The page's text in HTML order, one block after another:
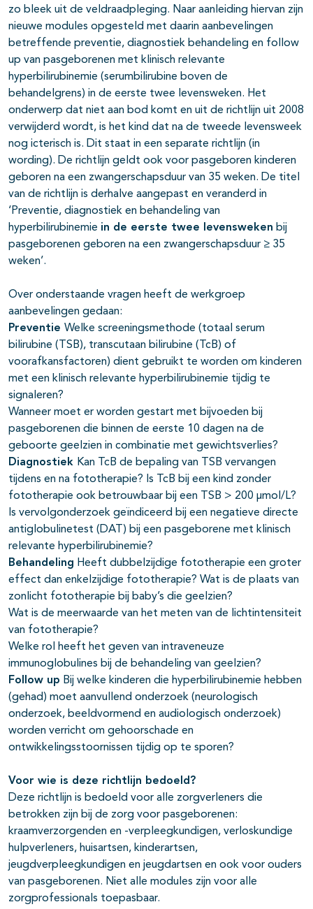
zo bleek uit de veldraadpleging. Naar aanleiding hiervan zijn
nieuwe modules opgesteld met daarin aanbevelingen
betreffende preventie, diagnostiek behandeling en follow
up van pasgeborenen met klinisch relevante
hyperbilirubinemie (serumbilirubine boven de
behandelgrens) in de eerste twee levensweken. Het
onderwerp dat niet aan bod komt en uit de richtlijn uit 2008
verwijderd wordt, is het kind dat na de tweede levensweek
nog icterisch is. Dit staat in een separate richtlijn (in
wording). De richtlijn geldt ook voor pasgeboren kinderen
geboren na een zwangerschapsduur van 35 weken. De titel
van de richtlijn is derhalve aangepast en veranderd in
‘Preventie, diagnostiek en behandeling van
hyperbilirubinemie in de eerste twee levensweken bij
pasgeborenen geboren na een zwangerschapsduur ≥ 35
weken’.
Over onderstaande vragen heeft de werkgroep
aanbevelingen gedaan:
Preventie Welke screeningsmethode (totaal serum
bilirubine (TSB), transcutaan bilirubine (TcB) of
voorafkansfactoren) dient gebruikt te worden om kinderen
met een klinisch relevante hyperbilirubinemie tijdig te
signaleren?
Wanneer moet er worden gestart met bijvoeden bij
pasgeborenen die binnen de eerste 10 dagen na de
geboorte geelzien in combinatie met gewichtsverlies?
Diagnostiek Kan TcB de bepaling van TSB vervangen
tijdens en na fototherapie? Is TcB bij een kind zonder
fototherapie ook betrouwbaar bij een TSB > 200 µmol/L?
Is vervolgonderzoek geïndiceerd bij een negatieve directe
antiglobulinetest (DAT) bij een pasgeborene met klinisch
relevante hyperbilirubinemie?
Behandeling Heeft dubbelzijdige fototherapie een groter
effect dan enkelzijdige fototherapie? Wat is de plaats van
zonlicht fototherapie bij baby’s die geelzien?
Wat is de meerwaarde van het meten van de lichtintensiteit
van fototherapie?
Welke rol heeft het geven van intraveneuze
immunoglobulines bij de behandeling van geelzien?
Follow up Bij welke kinderen die hyperbilirubinemie hebben
(gehad) moet aanvullend onderzoek (neurologisch
onderzoek, beeldvormend en audiologisch onderzoek)
worden verricht om gehoorschade en
ontwikkelingsstoornissen tijdig op te sporen?
Voor wie is deze richtlijn bedoeld?
Deze richtlijn is bedoeld voor alle zorgverleners die
betrokken zijn bij de zorg voor pasgeborenen:
kraamverzorgenden en -verpleegkundigen, verloskundige
hulpverleners, huisartsen, kinderartsen,
jeugdverpleegkundigen en jeugdartsen en ook voor ouders
van pasgeborenen. Niet alle modules zijn voor alle
zorgprofessionals toepasbaar.